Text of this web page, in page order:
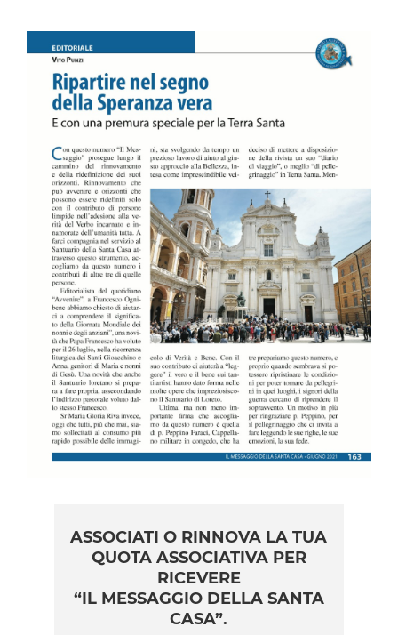
ASSOCIATI O RINNOVA LA TUA
QUOTA ASSOCIATIVA PER
RICEVERE
“IL MESSAGGIO DELLA SANTA
CASA”.